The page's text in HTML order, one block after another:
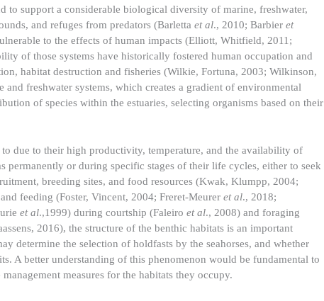
to support a considerable biological diversity of marine, freshwater,
and refuges from predators (Barletta et al., 2010; Barbier et
to the effects of human impacts (Elliott, Whitfield, 2011;
of those systems have historically fostered human occupation and
habitat destruction and fisheries (Wilkie, Fortuna, 2003; Wilkinson,
freshwater systems, which creates a gradient of environmental
of species within the estuaries, selecting organisms based on their
due to their high productivity, temperature, and the availability of
permanently or during specific stages of their life cycles, either to seek
breeding sites, and food resources (Kwak, Klumpp, 2004;
feeding (Foster, Vincent, 2004; Freret-Meurer et al., 2018;
et al.,1999) during courtship (Faleiro et al., 2008) and foraging
2016), the structure of the benthic habitats is an important
determine the selection of holdfasts by the seahorses, and whether
A better understanding of this phenomenon would be fundamental to
measures for the habitats they occupy.